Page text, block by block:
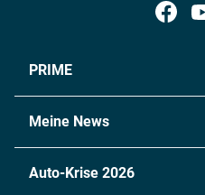
PRIME
Meine News
Auto-Krise 2026